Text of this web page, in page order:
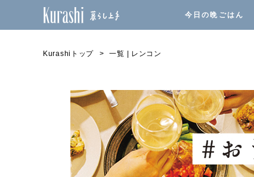
今日の晩ごはん
Kurashiトップ 一覧 | レンコン